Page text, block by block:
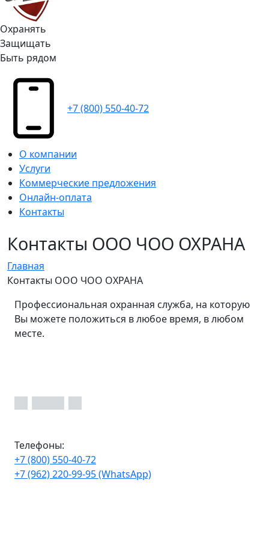
Охранять
Защищать
Быть рядом
+7 (800) 550-40-72
О компании
Услуги
Коммерческие предложения
Онлайн-оплата
Контакты
Контакты ООО ЧОО ОХРАНА
Главная
Контакты ООО ЧОО ОХРАНА
Профессиональная охранная служба, на которую
Вы можете положиться в любое время, в любом
месте.
Телефоны:
+7 (800) 550-40-72
+7 (962) 220-99-95 (WhatsApp)